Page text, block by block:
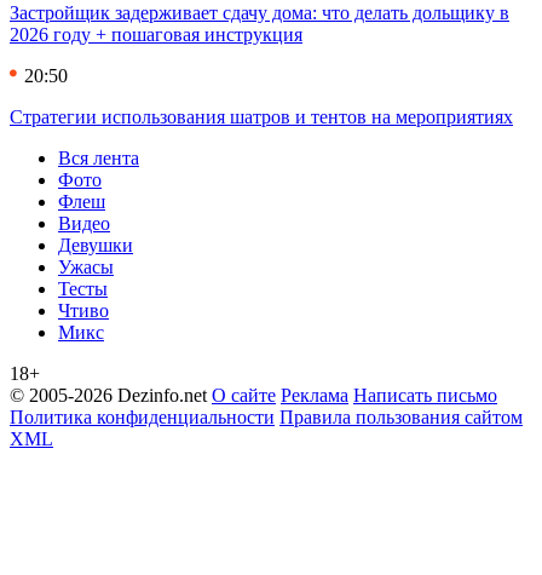
Застройщик задерживает сдачу дома: что делать дольщику в
2026 году + пошаговая инструкция
20:50
Стратегии использования шатров и тентов на мероприятиях
Вся лента
Фото
Флеш
Видео
Девушки
Ужасы
Тесты
Чтиво
Микс
18+
© 2005-2026 Dezinfo.net О сайте Реклама Написать письмо
Политика конфиденциальности Правила пользования сайтом
XML